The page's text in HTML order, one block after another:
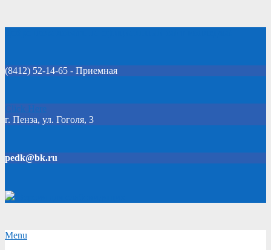
(8412) 52-14-65 - Приемная
Click Here
г. Пенза, ул. Гоголя, 3
pedk@bk.ru
Secondary
Menu